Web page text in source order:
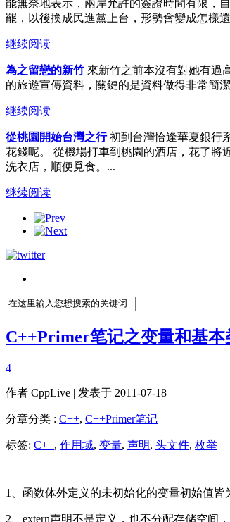
能無奈地表示，兩岸允許的簽證時間有限，
罷，以後換成民進黨上台，形勢會變成怎樣
继续阅读
為之留戀的新竹 來新竹之前本沒有對她有過
的旅遊宣傳資料，關鍵的是資料做得非常簡
继续阅读
從桃園開始台灣之行初到台灣恰逢華夏銀行
花錢呢。 從機場打車到桃園的酒店，花了將
洗衣店，順便覓食。...
继续阅读
C++Primer笔记之变量和基本
4
作者 CppLive | 发表于 2011-07-18
分章分类 : C++, C++Primer笔记
标签: C++, 作用域, 变量, 声明, 头文件, 枚举
1、函数体外定义的未初始化的变量初始值皆
2、extern声明不是定义，也不分配存储空间